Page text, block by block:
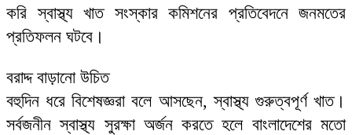
করি স্বাস্থ্য খাত সংস্কার কমিশনের প্রতিবেদনে জনমতের
প্রতিফলন ঘটবে।
বরাদ্দ বাড়ানো উচিত
বহুদিন ধরে বিশেষজ্ঞরা বলে আসছেন, স্বাস্থ্য গুরুত্বপূর্ণ খাত।
সর্বজনীন স্বাস্থ্য সুরক্ষা অর্জন করতে হলে বাংলাদেশের মতো